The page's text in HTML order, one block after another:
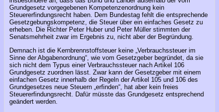
Grundgesetz vorgegebenen Kompetenzenordnung kein
Steuererfindungsrecht haben. Dem Bundestag fehlt die entsprechende
Gesetzgebungskompetenz, die Steuer über ein einfaches Gesetz zu
erheben. Die Richter Peter Huber und Peter Müller stimmten der
Senatsmehrheit zwar im Ergebnis zu, nicht aber der Begründung.
Demnach ist die Kernbrennstoffsteuer keine „Verbrauchssteuer im
Sinne der Abgabenordnung“, wie vom Gesetzgeber begründet, da sie
sich nicht dem Typus einer Verbrauchssteuer nach Artikel 106
Grundgesetz zuordnen lässt. Zwar kann der Gesetzgeber mit einem
einfachen Gesetz innerhalb der Regeln der Artikel 105 und 106 des
Grundgesetzes neue Steuern „erfinden“, hat aber kein freies
Steuererfindungsrecht. Dafür müsste das Grundgesetz entsprechend
geändert werden.